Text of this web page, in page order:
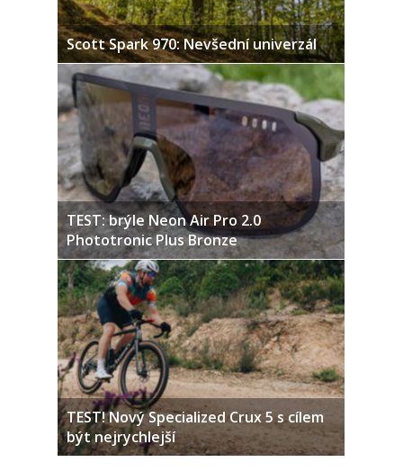
Scott Spark 970: Nevšední univerzál
TEST: brýle Neon Air Pro 2.0
Phototronic Plus Bronze
TEST! Nový Specialized Crux 5 s cílem
být nejrychlejší